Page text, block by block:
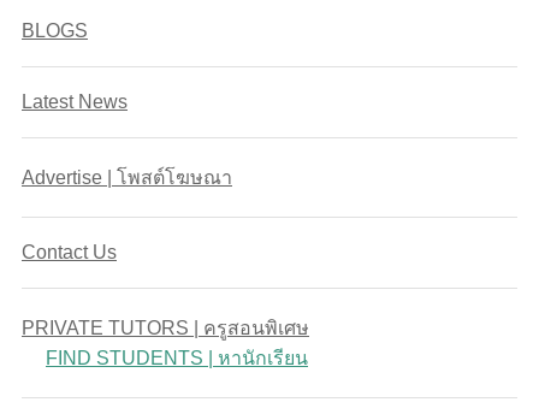
BLOGS
Latest News
Advertise | โพสต์โฆษณา
Contact Us
PRIVATE TUTORS | ครูสอนพิเศษ
FIND STUDENTS | หานักเรียน